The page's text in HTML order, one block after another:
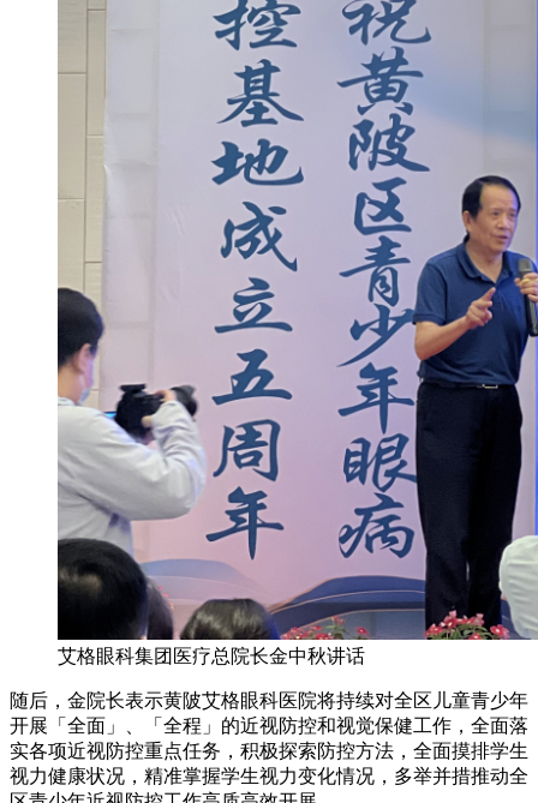
艾格眼科集团医疗总院长金中秋讲话
随后，金院长表示黄陂艾格眼科医院将持续对全区儿童青少年
开展「全面」、「全程」的近视防控和视觉保健工作，全面落
实各项近视防控重点任务，积极探索防控方法，全面摸排学生
视力健康状况，精准掌握学生视力变化情况，多举并措推动全